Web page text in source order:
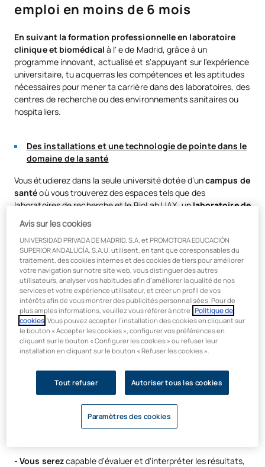
emploi en moins de 6 mois
En suivant la formation professionnelle en laboratoire
clinique et biomédical à l'e de Madrid, grâce à un
programme innovant, actualisé et s'appuyant sur l'expérience
universitaire, tu acquerras les compétences et les aptitudes
nécessaires pour mener ta carrière dans des laboratoires, des
centres de recherche ou des environnements sanitaires ou
hospitaliers.
Des installations et une technologie de pointe dans le
domaine de la santé
Vous étudierez dans la seule université dotée d’uncampus de
santéoù vous trouverez des espaces tels que des
laboratoires de recherche et le BioLab UAX, unlaboratoire de
dernière génération
et doté des équipements que l’on retrouve dans un laboratoire
professionnel.
Vous aurez accès au nouveausimulateur de laboratoirede
pointeLabsteret travaillerez avec celui-ci.
Une méthodologie pratique et innovante
Une formation à 70 % pratique, avec un programme
d’études actualisé, conçu par des experts de la santé,
dispensé par des professeurs d’université et en lien avec
le monde de l’entreprise.
- Vous apprendrez à réaliser
des analyses d’échantillons
, en suivant les protocoles de travail normalisés.
des analyses biochimiques,
- Vous serezcapable d'évaluer et d'interpréter les résultats,
Avis sur les cookies
UNIVERSIDAD PRIVADA DE MADRID, S.A. et PROMOTORA EDUCACIÓN
SUPERIOR ANDALUCÍA, S.A.U. utilisent, en tant que coresponsables du
traitement, des cookies internes et des cookies de tiers pour améliorer
votre navigation sur notre site web, vous distinguer des autres
utilisateurs, analyser vos habitudes afin d’améliorer la qualité de nos
services et votre expérience utilisateur, et créer un profil de vos
intérêts afin de vous montrer des publicités personnalisées. Pour de
plus amples informations, veuillez vous référer à notre Politique de
cookies . Vous pouvez accepter l’installation des cookies en cliquant sur
le bouton « Accepter les cookies », configurer vos préférences en
cliquant sur le bouton « Configurer les cookies » ou refuser leur
installation en cliquant sur le bouton « Refuser les cookies ».
Tout refuser Autoriser tous les cookies
Paramètres des cookies